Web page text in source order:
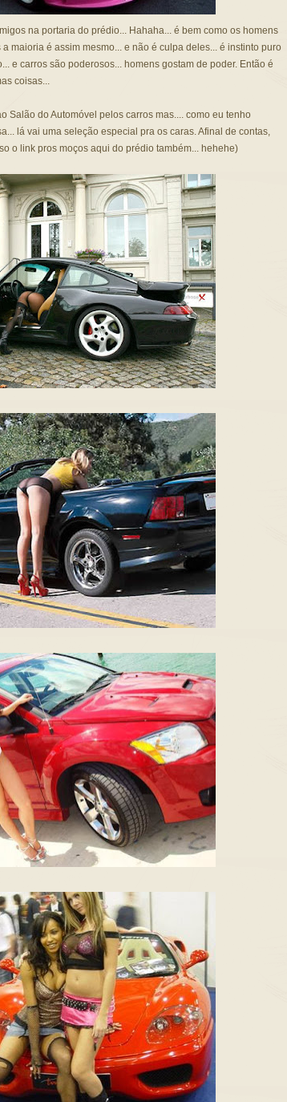
na portaria do prédio... Hahaha... é bem como os homens
maioria é assim mesmo... e não é culpa deles... é instinto puro
e carros são poderosos... homens gostam de poder. Então é
coisas...
Salão do Automóvel pelos carros mas.... como eu tenho
lá vai uma seleção especial pra os caras. Afinal de contas,
o link pros moços aqui do prédio também... hehehe)